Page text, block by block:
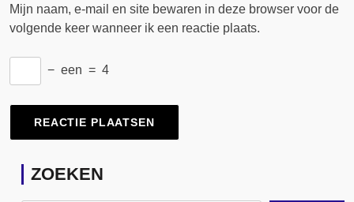
Mijn naam, e-mail en site bewaren in deze browser voor de
volgende keer wanneer ik een reactie plaats.
− een = 4
ZOEKEN